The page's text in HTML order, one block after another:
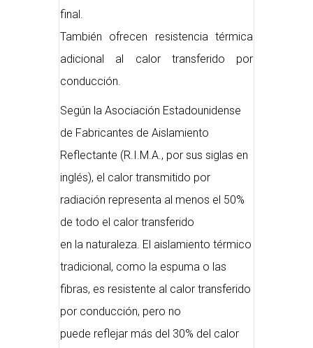
final.
También ofrecen resistencia térmica
adicional al calor transferido por
conducción.
Según la Asociación Estadounidense
de Fabricantes de Aislamiento
Reflectante (R.I.M.A., por sus siglas en
inglés), el calor transmitido por
radiación representa al menos el 50%
de todo el calor transferido
en la naturaleza. El aislamiento térmico
tradicional, como la espuma o las
fibras, es resistente al calor transferido
por conducción, pero no
puede reflejar más del 30% del calor